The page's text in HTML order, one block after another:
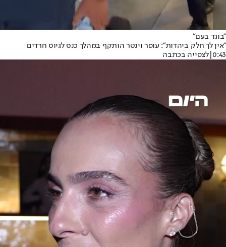
"בוגד בעם"
"אין לך חלק ביהדות": עופר וינטר הותקף במהלך כנס לגיוס חרדים
0:43
|לצפייה בכתבה